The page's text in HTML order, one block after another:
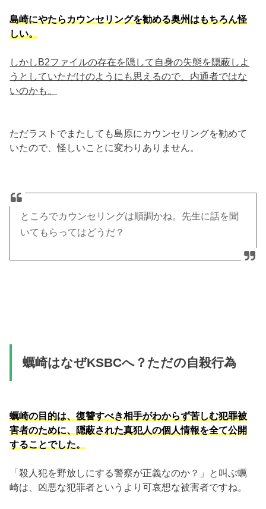
島崎にやたらカウンセリングを勧める奥州はもちろん怪
しい。
しかしB2ファイルの存在を隠して自身の失態を隠蔽しよ
うとしていただけのようにも思えるので、内通者ではな
いのかも。
ただラストでまたしても島原にカウンセリングを勧めて
いたので、怪しいことに変わりありません。
ところでカウンセリングは順調かね。先生に話を聞
いてもらってはどうだ？
蠣崎はなぜKSBCへ？ただの自殺行為
蠣崎の目的は、復讐すべき相手がわからず苦しむ犯罪被
害者のために、隠蔽された真犯人の個人情報を全て公開
することでした。
「殺人犯を野放しにする警察が正義なのか？」と叫ぶ蠣
崎は、凶悪な犯罪者というより可哀想な被害者ですね。